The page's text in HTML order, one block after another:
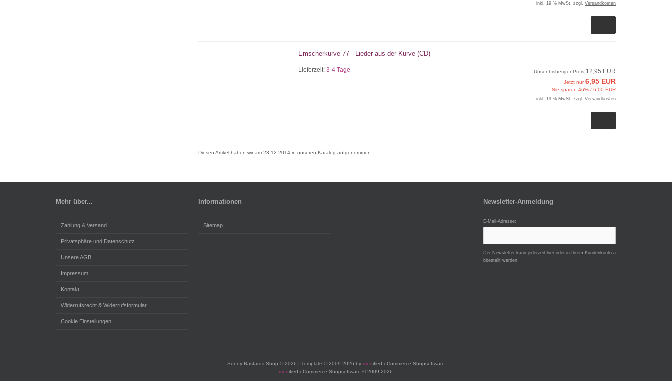
inkl. 19 % MwSt. zzgl. Versandkosten
Emscherkurve 77 - Lieder aus der Kurve (CD)
Lieferzeit:3-4 Tage Unser bisheriger Preis 12,95 EUR
Jetzt nur6,95 EUR
Sie sparen 46% / 6,00 EUR
inkl. 19 % MwSt. zzgl. Versandkosten
Diesen Artikel haben wir am 23.12.2014 in unseren Katalog aufgenommen.
Mehr über...
Zahlung & Versand
Privatsphäre und Datenschutz
Unsere AGB
Impressum
Kontakt
Widerrufsrecht & Widerrufsformular
Cookie Einstellungen
Informationen
Sitemap
Newsletter-Anmeldung
E-Mail-Adresse:
Der Newsletter kann jederzeit hier oder in Ihrem Kundenkonto a
bbestellt werden.
Sunny Bastards Shop © 2026 | Template © 2009-2026 by modified eCommerce Shopsoftware
modified eCommerce Shopsoftware © 2009-2026